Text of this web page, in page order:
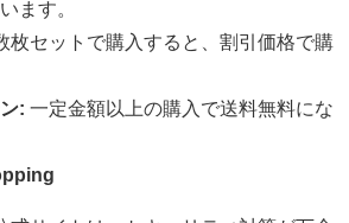
ます。
枚セットで購入すると、割引価格で購
: 一定金額以上の購入で送料無料にな